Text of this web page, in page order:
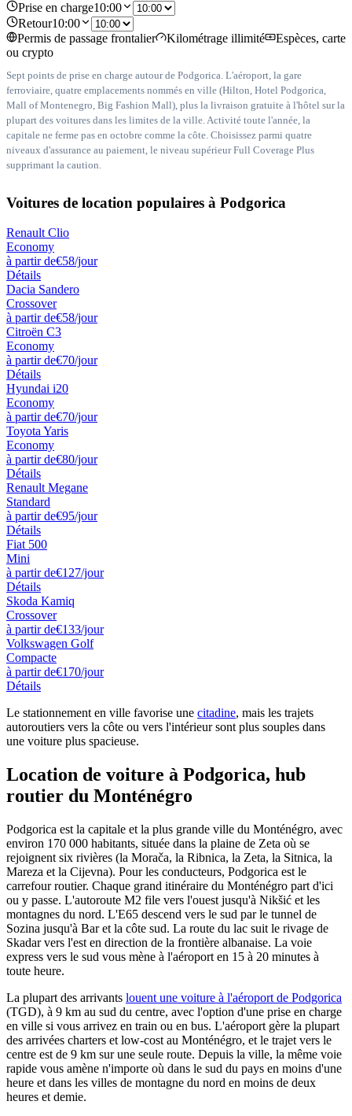
Prise en charge10:00
Retour10:00
Permis de passage frontalier
Kilométrage illimité
Espèces, carte
ou crypto
Sept points de prise en charge autour de Podgorica. L'aéroport, la gare
ferroviaire, quatre emplacements nommés en ville (Hilton, Hotel Podgorica,
Mall of Montenegro, Big Fashion Mall), plus la livraison gratuite à l'hôtel sur la
plupart des voitures dans les limites de la ville. Activité toute l'année, la
capitale ne ferme pas en octobre comme la côte. Choisissez parmi quatre
niveaux d'assurance au paiement, le niveau supérieur Full Coverage Plus
supprimant la caution.
Voitures de location populaires à Podgorica
Renault Clio
Economy
à partir de€58/jour
Détails
Dacia Sandero
Crossover
à partir de€58/jour
Citroën C3
Economy
à partir de€70/jour
Détails
Hyundai i20
Economy
à partir de€70/jour
Toyota Yaris
Economy
à partir de€80/jour
Détails
Renault Megane
Standard
à partir de€95/jour
Détails
Fiat 500
Mini
à partir de€127/jour
Détails
Skoda Kamiq
Crossover
à partir de€133/jour
Volkswagen Golf
Compacte
à partir de€170/jour
Détails
Le stationnement en ville favorise une citadine, mais les trajets
autoroutiers vers la côte ou vers l'intérieur sont plus souples dans
une voiture plus spacieuse.
Location de voiture à Podgorica, hub
routier du Monténégro
Podgorica est la capitale et la plus grande ville du Monténégro, avec
environ 170 000 habitants, située dans la plaine de Zeta où se
rejoignent six rivières (la Morača, la Ribnica, la Zeta, la Sitnica, la
Mareza et la Cijevna). Pour les conducteurs, Podgorica est le
carrefour routier. Chaque grand itinéraire du Monténégro part d'ici
ou y passe. L'autoroute M2 file vers l'ouest jusqu'à Nikšić et les
montagnes du nord. L'E65 descend vers le sud par le tunnel de
Sozina jusqu'à Bar et la côte sud. La route du lac suit le rivage de
Skadar vers l'est en direction de la frontière albanaise. La voie
express vers le sud vous mène à l'aéroport en 15 à 20 minutes à
toute heure.
La plupart des arrivants louent une voiture à l'aéroport de Podgorica
(TGD), à 9 km au sud du centre, avec l'option d'une prise en charge
en ville si vous arrivez en train ou en bus. L'aéroport gère la plupart
des arrivées charters et low-cost au Monténégro, et le trajet vers le
centre est de 9 km sur une seule route. Depuis la ville, la même voie
rapide vous amène n'importe où dans le sud du pays en moins d'une
heure et dans les villes de montagne du nord en moins de deux
heures et demie.